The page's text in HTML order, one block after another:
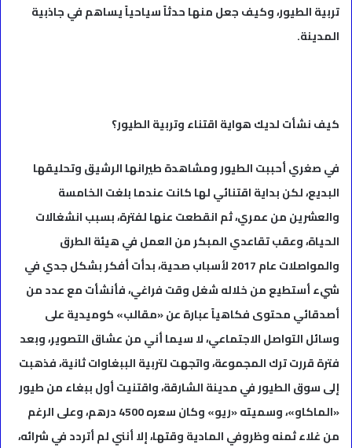
تربية الطيور، وكيف جعل منها حدثاً سياحياً يساهم في جاذبية
المدينة.
كيف نشأت لديك هواية اقتناء وتربية الطيور؟
في صغري أحببت الطيور ومشاهدة طيرانها الرشيق وتحليقها
البديع، لكن بداية اقتنائي لها كانت عندما بلغت الخامسة
والعشرين من عمري، ثم انقطعت عنها لفترة، بسبب انشغالات
الحياة، وعقب تقاعدي المبكر من العمل في هيئة الطرق
والمواصلات عام 2017 لأسباب صحية، بدأت أفكر بشكل جدي في
شيء أستطيع من خلاله شغل وقت فراغي، فأنشأت مع عدد من
أصدقائي محتوى فكاهياً عبارة عن «مقالب» كوميدية على
وسائل التواصل الاجتماعي، لا سيما أني من عشاق التصوير، وبعد
فترة قررت ترك المجموعة، واتجهت لتربية الببغاوات ثانية، فذهبت
إلى سوق الطيور في مدينة الشارقة، واقتنيت أول ببغاء من طيور
«الماكاو»، وسميته «ريو» وكان سعره 4500 درهم، وعلى الرغم
من غلاء ثمنه وظروفي المادية وقتها، إلا أنني لم أتردد في شرائه،